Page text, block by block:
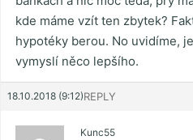
kde máme vzít ten zbytek?
hypotéky berou. No uvidíme,
vymyslí něco lepšího.
18.10.2018 (9:12)REPLY
Kunc55